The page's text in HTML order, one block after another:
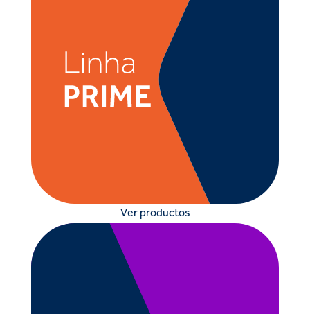
Ver productos